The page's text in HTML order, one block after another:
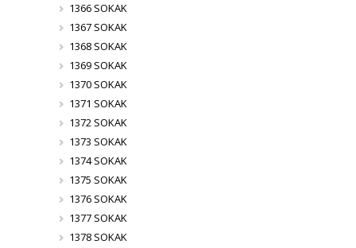
1366 SOKAK
1367 SOKAK
1368 SOKAK
1369 SOKAK
1370 SOKAK
1371 SOKAK
1372 SOKAK
1373 SOKAK
1374 SOKAK
1375 SOKAK
1376 SOKAK
1377 SOKAK
1378 SOKAK